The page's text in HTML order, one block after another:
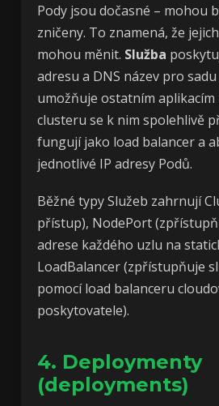
Pody jsou dočasné – mohou
zničeny. To znamená, že
mohou měnit. Služba
adresu a DNS název pro sadu
umožňuje ostatním
clusteru se k nim spolehlivě
fungují jako load balancer a
jednotlivé IP adresy Podů.
Běžné typy Služeb zahrnují
přístup), NodePort
adrese každého uzlu na
LoadBalancer (zpřístupňuje
pomocí load balanceru
poskytovatele).
4. Deploymenty
(deployments)